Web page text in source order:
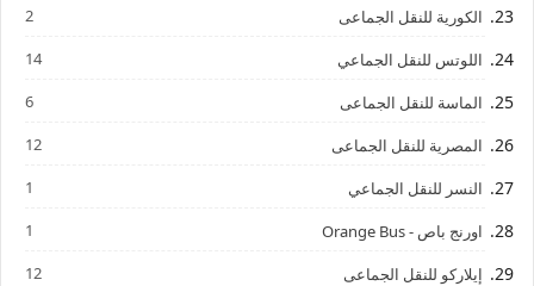
الكورية للنقل الجماعى 2
اللوتس للنقل الجماعي 14
الماسة للنقل الجماعى 6
المصرية للنقل الجماعى 12
النسر للنقل الجماعي 1
اورنج باص - Orange Bus 1
إيلاركو للنقل الجماعى 12